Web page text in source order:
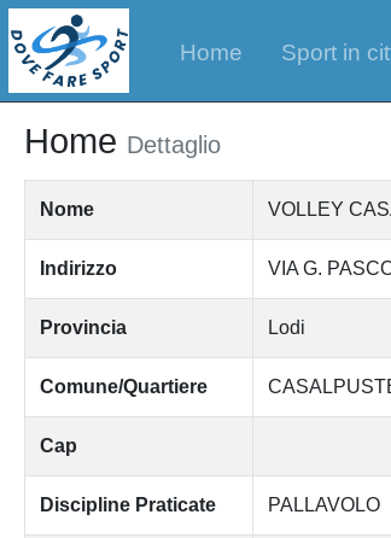
Home Sport in
Home Dettaglio
Nome VOLLEY
Indirizzo VIA G.
Provincia Lodi
Comune/Quartiere
Cap
Discipline Praticate PALLAVOLO